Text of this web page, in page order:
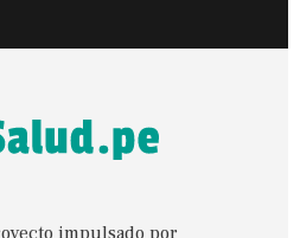
impulsado por